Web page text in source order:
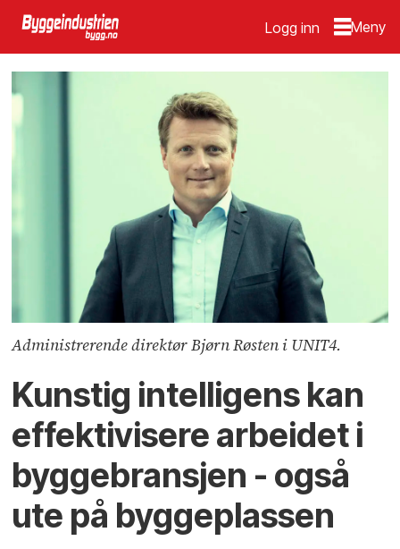
Logg inn
Administrerende direktør Bjørn Røsten i UNIT4.
Kunstig intelligens kan
effektivisere arbeidet i
byggebransjen - også
ute på byggeplassen